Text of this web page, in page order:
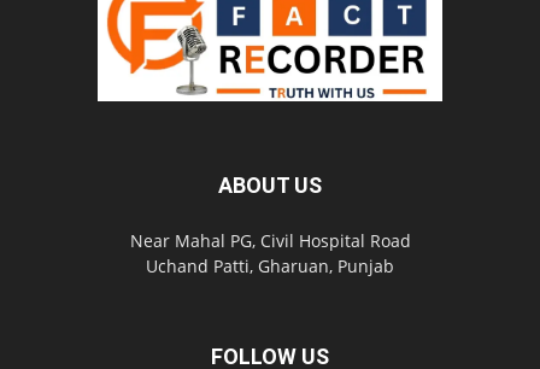
ABOUT US
Near Mahal PG, Civil Hospital Road
Uchand Patti, Gharuan, Punjab
FOLLOW US